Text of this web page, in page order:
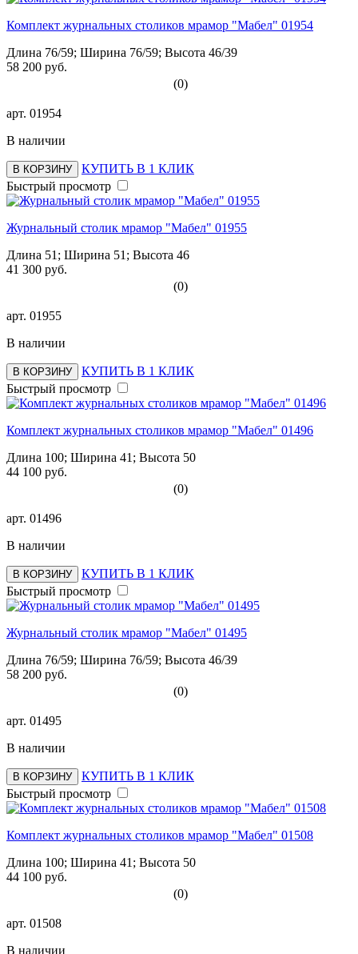
Комплект журнальных столиков мрамор "Мабел" 01954
Длина 76/59; Ширина 76/59; Высота 46/39
58 200 руб.
(0)
арт. 01954
В наличии
В КОРЗИНУ
КУПИТЬ В 1 КЛИК
Быстрый просмотр
Журнальный столик мрамор "Мабел" 01955
Длина 51; Ширина 51; Высота 46
41 300 руб.
(0)
арт. 01955
В наличии
В КОРЗИНУ
КУПИТЬ В 1 КЛИК
Быстрый просмотр
Комплект журнальных столиков мрамор "Мабел" 01496
Длина 100; Ширина 41; Высота 50
44 100 руб.
(0)
арт. 01496
В наличии
В КОРЗИНУ
КУПИТЬ В 1 КЛИК
Быстрый просмотр
Журнальный столик мрамор "Мабел" 01495
Длина 76/59; Ширина 76/59; Высота 46/39
58 200 руб.
(0)
арт. 01495
В наличии
В КОРЗИНУ
КУПИТЬ В 1 КЛИК
Быстрый просмотр
Комплект журнальных столиков мрамор "Мабел" 01508
Длина 100; Ширина 41; Высота 50
44 100 руб.
(0)
арт. 01508
В наличии